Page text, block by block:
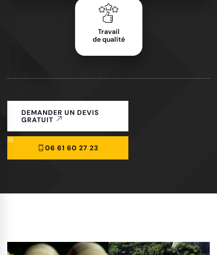
Travail
de qualité
DEMANDER UN DEVIS
GRATUIT
06 61 60 27 23